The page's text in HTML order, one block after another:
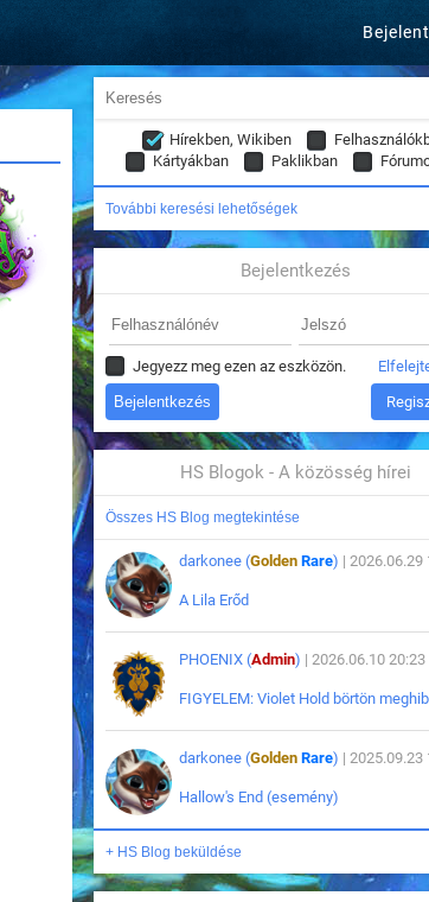
Hírekben, Wikiben
Kártyákban
Paklikban
További keresési lehetőségek
Bejelentkezés
Jegyezz meg ezen az eszközön.
HS Blogok - A közösség hírei
Összes HS Blog megtekintése
darkonee (Golden Rare) | 2026.06.29
A Lila Erőd
PHOENIX (Admin) | 2026.06.10 20:23
FIGYELEM: Violet Hold börtön
darkonee (Golden Rare) | 2025.09.23
Hallow's End (esemény)
+ HS Blog beküldése